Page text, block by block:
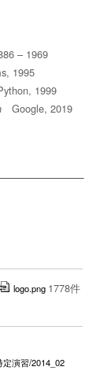
– 1969
1995
1999
Google, 2019
logo.png 1778件
演習/2014_02